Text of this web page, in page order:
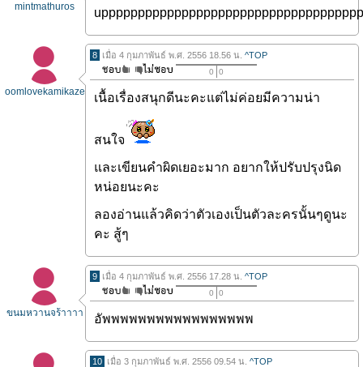
mintmathuros
oomlovekamikaze
8 เมื่อ 4 กุมภาพันธ์ พ.ศ. 2556 18.56 น. ^TOP
0 0
เนื้อเรื่องสนุกดีนะคะแต่ไม่ค่อยมีความน่า
สนใจ
และเขียนคำผิดเยอะมาก อยากให้ปรับปรุงนิด
หน่อยนะคะ
ลองอ่านแล้วคิดว่าตัวเองเป็นตัวละครนั้นๆดูนะ
คะ สู้ๆ
ขนมหวานจร้าาาา
9 เมื่อ 4 กุมภาพันธ์ พ.ศ. 2556 17.28 น. ^TOP
0 0
อัพพพพพพพพพพพพพพพพพ
10 เมื่อ 3 กุมภาพันธ์ พ.ศ. 2556 09.54 น. ^TOP